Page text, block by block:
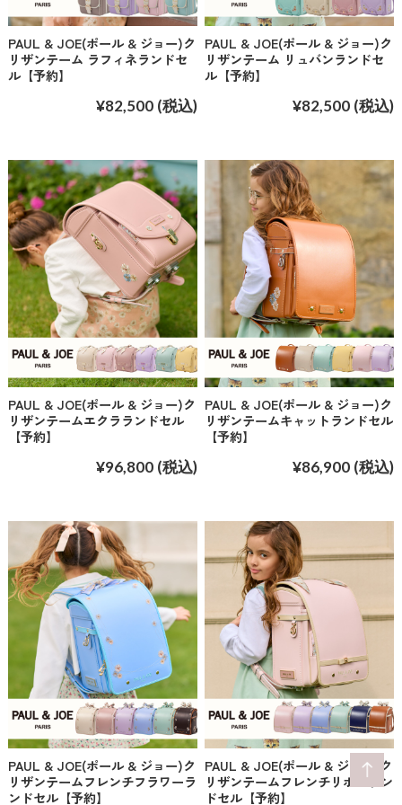
PAUL & JOE(ポール & ジョー)ク
リザンテーム ラフィネランドセ
ル【予約】
¥82,500 (税込)
PAUL & JOE(ポール & ジョー)ク
リザンテーム リュバンランドセ
ル【予約】
¥82,500 (税込)
PAUL & JOE(ポール & ジョー)ク
リザンテームエクラランドセル
【予約】
¥96,800 (税込)
PAUL & JOE(ポール & ジョー)ク
リザンテームキャットランドセル
【予約】
¥86,900 (税込)
PAUL & JOE(ポール & ジョー)ク
リザンテームフレンチフラワーラ
ンドセル【予約】
PAUL & JOE(ポール & ジョー)ク
リザンテームフレンチリボンラン
ドセル【予約】